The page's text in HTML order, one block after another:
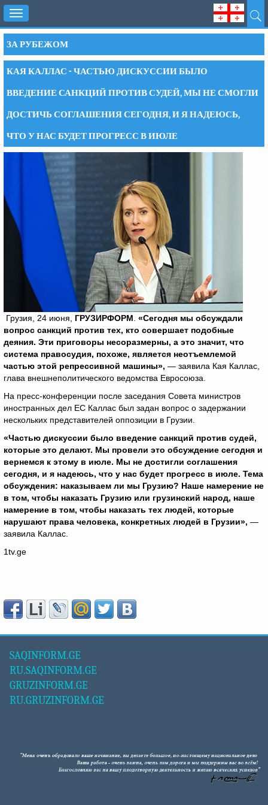
Toggle
navigation
ЗА РУБЕЖОМ
КАЯ КАЛЛАС - ЧАСТЬЮ ДИСКУССИИ БЫЛО
ВВЕДЕНИЕ САНКЦИЙ ПРОТИВ СУДЕЙ, МЫ НЕ СМОГЛИ
ДОСТИЧЬ СОГЛАШЕНИЯ СЕГОДНЯ, И Я НАДЕЮСЬ,
ЧТО У НАС БУДЕТ ПРОГРЕСС В ИЮЛЕ
Грузия, 24 июня, ГРУЗИРФОРМ «Сегодня мы обсуждали
вопрос санкций против тех, кто совершает подобные
деяния. Эти приговоры несоразмерны, а это значит, что
система правосудия, похоже, является неотъемлемой
частью этой репрессивной машины», — заявила Кая Каллас,
глава внешнеполитического ведомства Евросоюза.
На пресс-конференции после заседания Совета министров
иностранных дел ЕС Каллас был задан вопрос о задержании
нескольких представителей оппозиции в Грузии.
«Частью дискуссии было введение санкций против судей,
которые это делают. Мы провели это обсуждение сегодня и
вернемся к этому в июле. Мы не достигли соглашения
сегодня, и я надеюсь, что у нас будет прогресс в июле. Тема
обсуждения: наказываем ли мы Грузию? Наше намерение не
в том, чтобы наказать Грузию или грузинский народ, наше
намерение в том, чтобы наказать тех людей, которые
нарушают права человека, конкретных людей в Грузии», —
заявила Каллас.
1tv.ge
SAQINFORM.GE
RU.SAQINFORM.GE
GRUZINFORM.GE
RU.GRUZINFORM.GE